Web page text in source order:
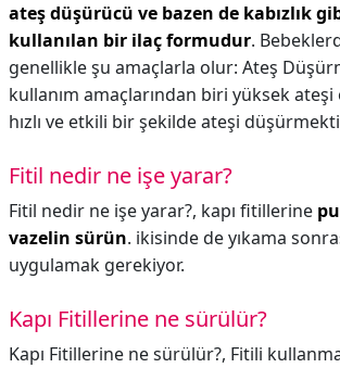
ateş düşürücü ve bazen de kabızlık
kullanılan bir ilaç formudur.
genellikle şu amaçlarla olur: Ateş
kullanım amaçlarından biri yüksek
hızlı ve etkili bir şekilde ateşi
Fitil nedir ne işe yarar?
Fitil nedir ne işe yarar?, kapı fitillerine
vazelin sürün. ikisinde de yıkama
uygulamak gerekiyor.
Kapı Fitillerine ne sürülür?
Kapı Fitillerine ne sürülür?, Fitili